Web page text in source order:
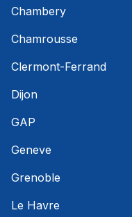
Chambery
Chamrousse
Clermont-Ferrand
Dijon
GAP
Geneve
Grenoble
Le Havre